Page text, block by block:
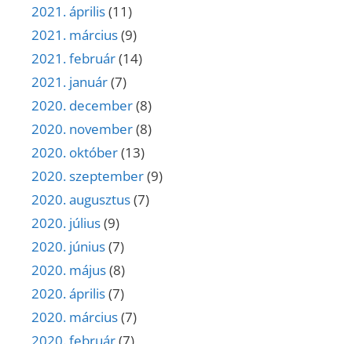
2021. április(11)
2021. március(9)
2021. február(14)
2021. január(7)
2020. december(8)
2020. november(8)
2020. október(13)
2020. szeptember(9)
2020. augusztus(7)
2020. július(9)
2020. június(7)
2020. május(8)
2020. április(7)
2020. március(7)
2020. február(7)